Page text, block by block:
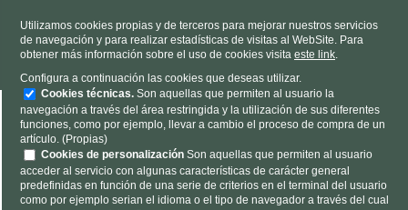
HORARIOL-V 9h a 19h S 9h a 13h
Dónde estamos |Contacto| Nosotros
Encuéntalo aquí...
Utilizamos cookies propias y de terceros para mejorar nuestros servicios
de navegación y para realizar estadísticas de visitas al WebSite. Para
obtener más información sobre el uso de cookies visita este link.
Configura a continuación las cookies que deseas utilizar.
Cookies técnicas. Son aquellas que permiten al usuario la
navegación a través del área restringida y la utilización de sus diferentes
funciones, como por ejemplo, llevar a cambio el proceso de compra de un
artículo. (Propias)
Cookies de personalización Son aquellas que permiten al usuario
acceder al servicio con algunas características de carácter general
predefinidas en función de una serie de criterios en el terminal del usuario
como por ejemplo serian el idioma o el tipo de navegador a través del cual